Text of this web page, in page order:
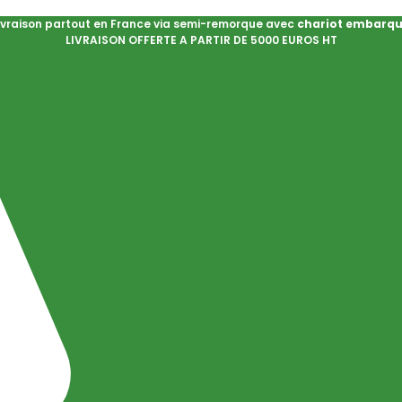
partout en France via semi-remorque avec chariot
LIVRAISON OFFERTE A PARTIR DE 5000 EUROS HT